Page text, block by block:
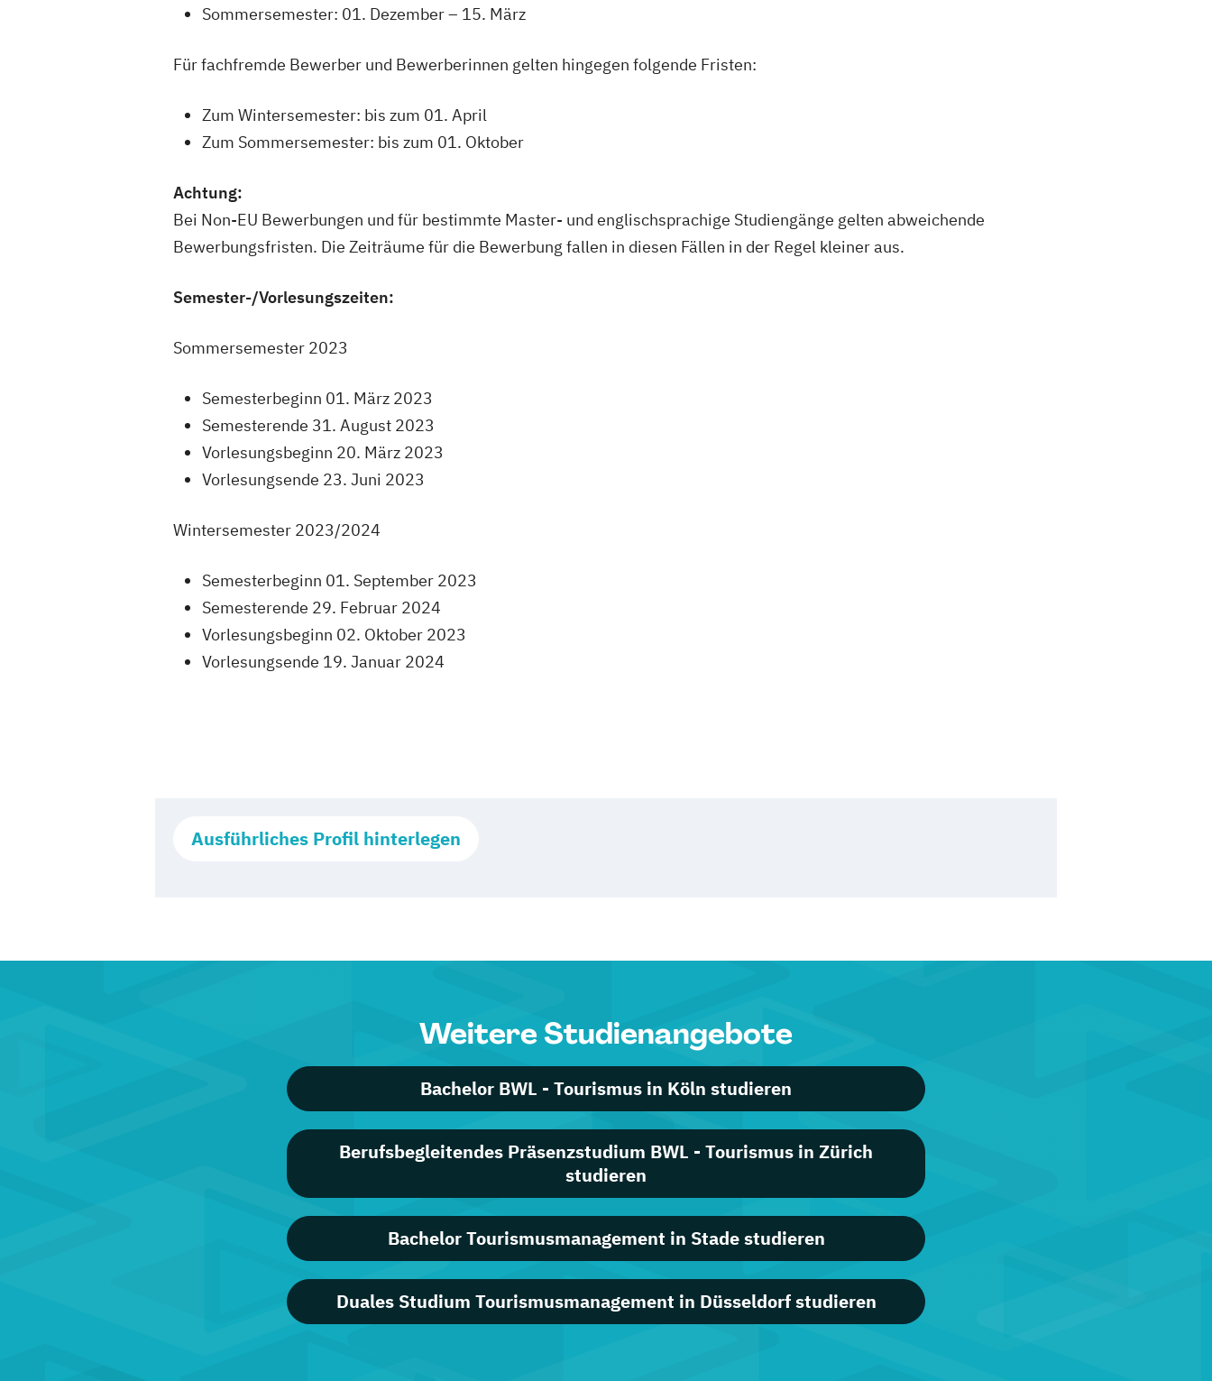
Sommersemester: 01. Dezember – 15. März
Für fachfremde Bewerber und Bewerberinnen gelten hingegen folgende Fristen:
Zum Wintersemester: bis zum 01. April
Zum Sommersemester: bis zum 01. Oktober
Achtung:
Bei Non-EU Bewerbungen und für bestimmte Master- und englischsprachige Studiengänge gelten abweichende
Bewerbungsfristen. Die Zeiträume für die Bewerbung fallen in diesen Fällen in der Regel kleiner aus.
Semester-/Vorlesungszeiten:
Sommersemester 2023
Semesterbeginn 01. März 2023
Semesterende 31. August 2023
Vorlesungsbeginn 20. März 2023
Vorlesungsende 23. Juni 2023
Wintersemester 2023/2024
Semesterbeginn 01. September 2023
Semesterende 29. Februar 2024
Vorlesungsbeginn 02. Oktober 2023
Vorlesungsende 19. Januar 2024
Ausführliches Profil hinterlegen
Weitere Studienangebote
Bachelor BWL - Tourismus in Köln studieren
Berufsbegleitendes Präsenzstudium BWL - Tourismus in Zürich
studieren
Bachelor Tourismusmanagement in Stade studieren
Duales Studium Tourismusmanagement in Düsseldorf studieren